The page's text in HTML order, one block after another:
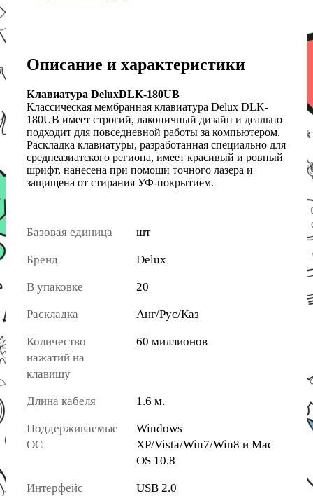
Описание и характеристики
Клавиатура DeluxDLK-180UB
Классическая мембранная клавиатура Delux DLK-
180UB имеет строгий, лаконичный дизайн и деально
подходит для повседневной работы за компьютером.
Раскладка клавиатуры, разработанная специально для
среднеазиатского региона, имеет красивый и ровный
шрифт, нанесена при помощи точного лазера и
защищена от стирания УФ-покрытием.
Базовая единица шт
Бренд Delux
В упаковке 20
Раскладка Анг/Рус/Каз
Количество
нажатий на
клавишу
60 миллионов
Длина кабеля 1.6 м.
Поддерживаемые
ОС
Windows
XP/Vista/Win7/Win8 и Mac
OS 10.8
Интерфейс
USB 2.0